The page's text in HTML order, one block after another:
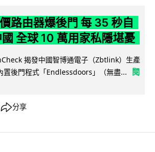
路由器爆後門 每 35 秒自
全球 10 萬用家私隱堪憂
揭發中國智博通電子（Zbtlink）生產
置後門程式「Endlessdoors」（無盡...
閱
分享